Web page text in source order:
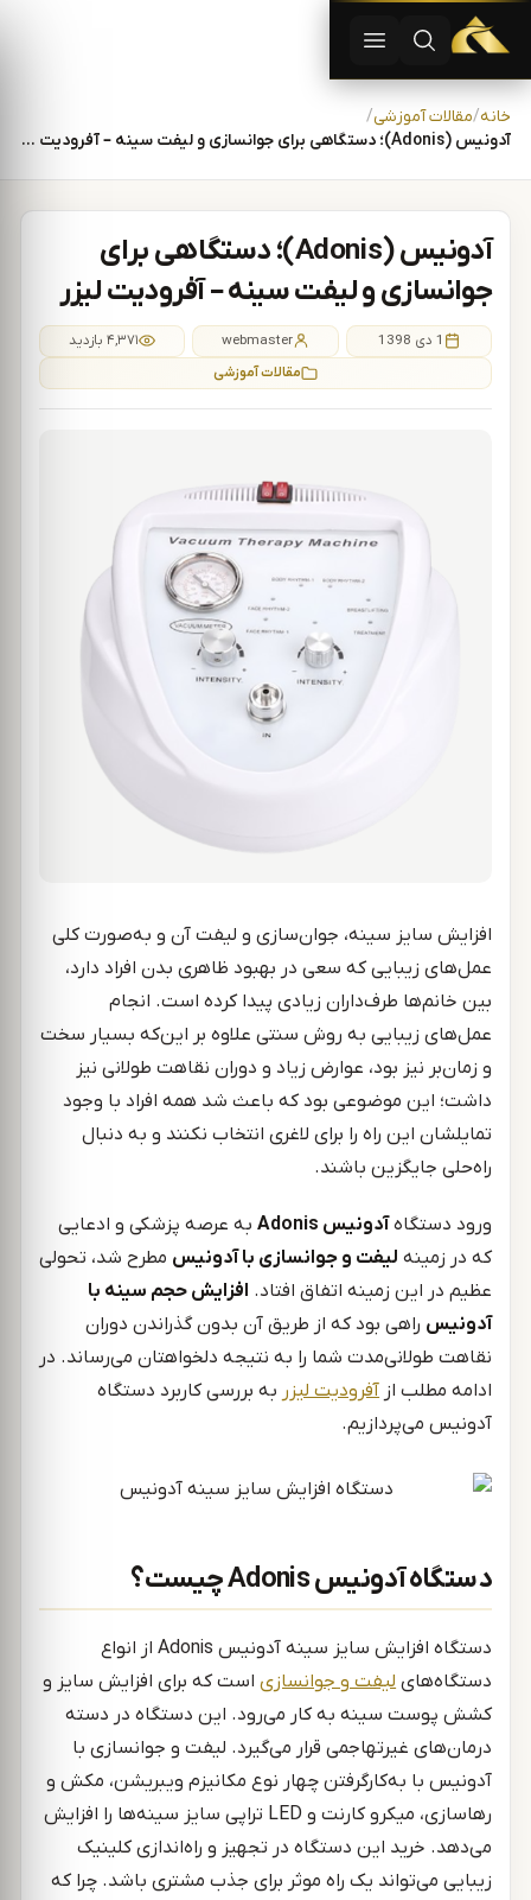
پرش به محتوا
دستگاه لیزر موهای زاید | دستگاه لاغری | آفرودیت لیزر —
باز کردن جستجو
باز کردن منو
خانه مقالات آموزشی
آدونیس (Adonis)؛ دستگاهی برای جوانسازی و لیفت سینه – آفرودیت لیزر
آدونیس (Adonis)؛ دستگاهی برای
جوانسازی و لیفت سینه – آفرودیت لیزر
1 دی 1398 webmaster
۴,۳۷۱ بازدید
مقالات آموزشی
افزایش سایز سینه، جوان‌سازی و لیفت آن و به‌صورت کلی
عمل‌های زیبایی که سعی در بهبود ظاهری بدن افراد دارد،
بین خانم‌ها طرف‌داران زیادی پیدا کرده است. انجام
عمل‌های زیبایی به روش سنتی علاوه بر این‌که بسیار سخت
و زمان‌بر نیز بود، عوارض زیاد و دوران نقاهت طولانی نیز
داشت؛ این موضوعی بود که باعث شد همه افراد با وجود
تمایلشان این راه‌ را برای لاغری انتخاب نکنند و به دنبال
راه‌حلی جایگزین باشند.
ورود دستگاهآدونیس Adonis
به عرصه پزشکی و ادعایی
که در زمینه لیفت و جوانسازی با آدونیس مطرح شد، تحولی
عظیم در این زمینه اتفاق افتاد. افزایش حجم سینه با
آدونیس راهی بود که از طریق آن بدون گذراندن دوران
نقاهت طولانی‌مدت شما را به نتیجه دلخواهتان می‌رساند. در
ادامه مطلب از آفرودیت لیزر به بررسی کاربرد دستگاه
آدونیس می‌پردازیم.
دستگاه آدونیس Adonis چیست؟
دستگاه افزایش سایز سینه آدونیس Adonis از انواع
دستگاه‌های لیفت و جوانسازیاست که برای افزایش سایز و
کشش پوست سینه به کار می‌رود. این دستگاه در دسته
درمان‌های غیرتهاجمی قرار می‌گیرد. لیفت و جوانسازی با
آدونیس با به‌کارگرفتن چهار نوع مکانیزم ویبریشن، مکش و
رهاسازی، میکرو کارنت و LED تراپی سایز سینه‌ها را افزایش
می‌دهد. خرید این دستگاه در تجهیز و راه‌اندازی کلینیک
زیبایی می‌تواند یک راه موثر برای جذب مشتری باشد. چرا که